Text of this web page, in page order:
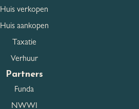
Huis verkopen
Huis aankopen
Taxatie
Verhuur
Partners
Funda
NWWI